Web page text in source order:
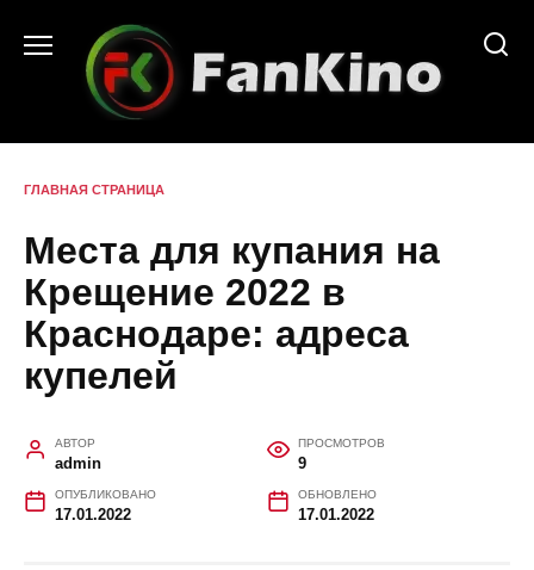
содержанию
ГЛАВНАЯ СТРАНИЦА
Места для купания на
Крещение 2022 в
Краснодаре: адреса
купелей
АВТОР
admin
ПРОСМОТРОВ
9
ОПУБЛИКОВАНО
17.01.2022
ОБНОВЛЕНО
17.01.2022